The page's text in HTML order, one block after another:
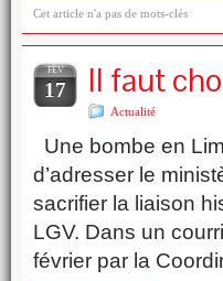
Cet article n'a pas de mots-clés
FÉV
17 Il faut
Actualité
Une bombe en
d’adresser le
sacrifier la liaison
LGV. Dans un
février par la